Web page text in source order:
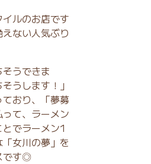
ルのお店です
ない人気ぶり
うできま
うします！」
おり、「夢募
て、ラーメン
でラーメン1
女川の夢」を
です◎